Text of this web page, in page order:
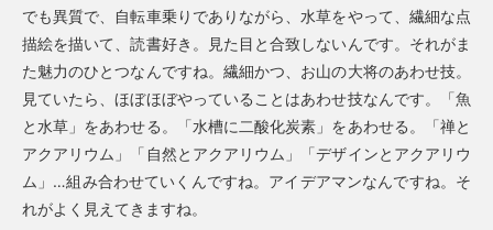
でも異質で、自転車乗りでありながら、水草をやって、繊細な点
描絵を描いて、読書好き。見た目と合致しないんです。それがま
た魅力のひとつなんですね。繊細かつ、お山の大将のあわせ技。
見ていたら、ほぼほぼやっていることはあわせ技なんです。「魚
と水草」をあわせる。「水槽に二酸化炭素」をあわせる。「禅と
アクアリウム」「自然とアクアリウム」「デザインとアクアリウ
ム」…組み合わせていくんですね。アイデアマンなんですね。そ
れがよく見えてきますね。